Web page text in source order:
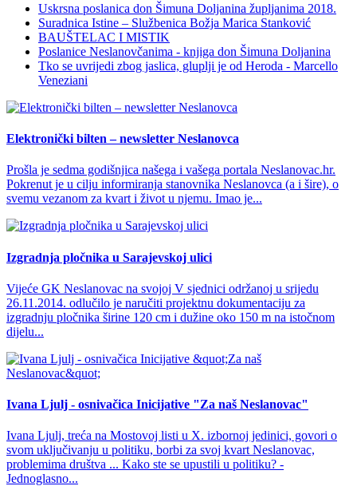
Uskrsna poslanica don Šimuna Doljanina župljanima 2018.
Suradnica Istine – Službenica Božja Marica Stanković
BAUŠTELAC I MISTIK
Poslanice Neslanovčanima - knjiga don Šimuna Doljanina
Tko se uvrijedi zbog jaslica, gluplji je od Heroda - Marcello
Veneziani
Elektronički bilten – newsletter Neslanovca
Prošla je sedma godišnjica našega i vašega portala Neslanovac.hr.
Pokrenut je u cilju informiranja stanovnika Neslanovca (a i šire), o
svemu vezanom za kvart i život u njemu. Imao je...
Izgradnja pločnika u Sarajevskoj ulici
Vijeće GK Neslanovac na svojoj V sjednici održanoj u srijedu
26.11.2014. odlučilo je naručiti projektnu dokumentaciju za
izgradnju pločnika širine 120 cm i dužine oko 150 m na istočnom
dijelu...
Ivana Ljulj - osnivačica Inicijative "Za naš Neslanovac"
Ivana Ljulj, treća na Mostovoj listi u X. izbornoj jedinici, govori o
svom uključivanju u politiku, borbi za svoj kvart Neslanovac,
problemima društva ... Kako ste se upustili u politiku? -
Jednoglasno...